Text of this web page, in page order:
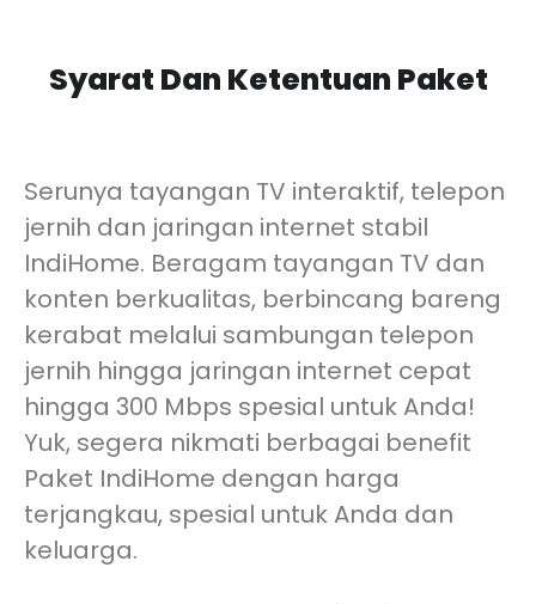
Syarat Dan Ketentuan Paket
Serunya tayangan TV interaktif, telepon
jernih dan jaringan internet stabil
IndiHome. Beragam tayangan TV dan
konten berkualitas, berbincang bareng
kerabat melalui sambungan telepon
jernih hingga jaringan internet cepat
hingga 300 Mbps spesial untuk Anda!
Yuk, segera nikmati berbagai benefit
Paket IndiHome dengan harga
terjangkau, spesial untuk Anda dan
keluarga.